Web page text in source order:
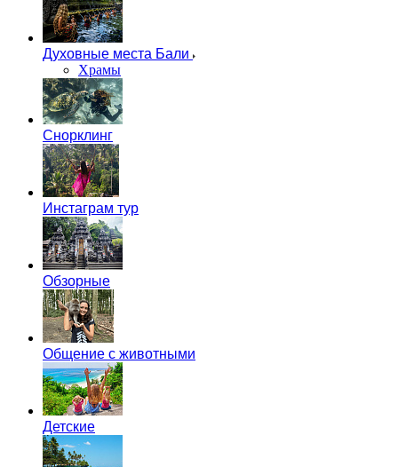
Духовные места Бали
Храмы
Снорклинг
Инстаграм тур
Обзорные
Общение с животными
Детские